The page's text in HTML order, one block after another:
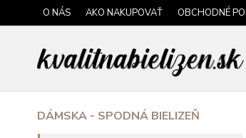
O NÁS AKO NAKUPOVAŤ OBCHODNÉ
DÁMSKA - SPODNÁ BIELIZEŇ